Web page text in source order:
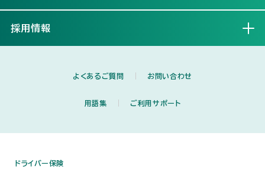
採用情報
よくあるご質問 お問い合わせ
用語集 ご利用サポート
ドライバー保険